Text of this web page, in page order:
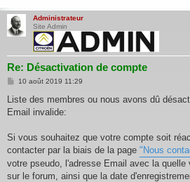
Administrateur
Site Admin
Re: Désactivation de compte
M
s
a
10 août 2019 11:29
Liste des membres ou nous avons dû
Email invalide:
Si vous souhaitez que votre compte soit
contacter par la biais de la page "Nous
votre pseudo, l'adresse Email avec la
sur le forum, ainsi que la date